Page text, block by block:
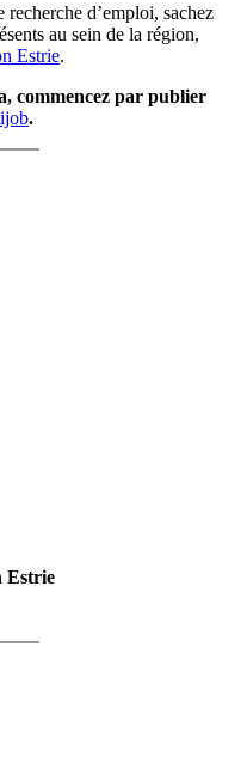
recherche d’emploi, sachez
au sein de la région,
Estrie.
commencez par publier
.
Estrie